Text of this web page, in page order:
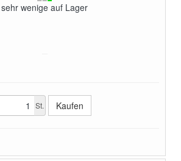
sehr wenige auf Lager
St.